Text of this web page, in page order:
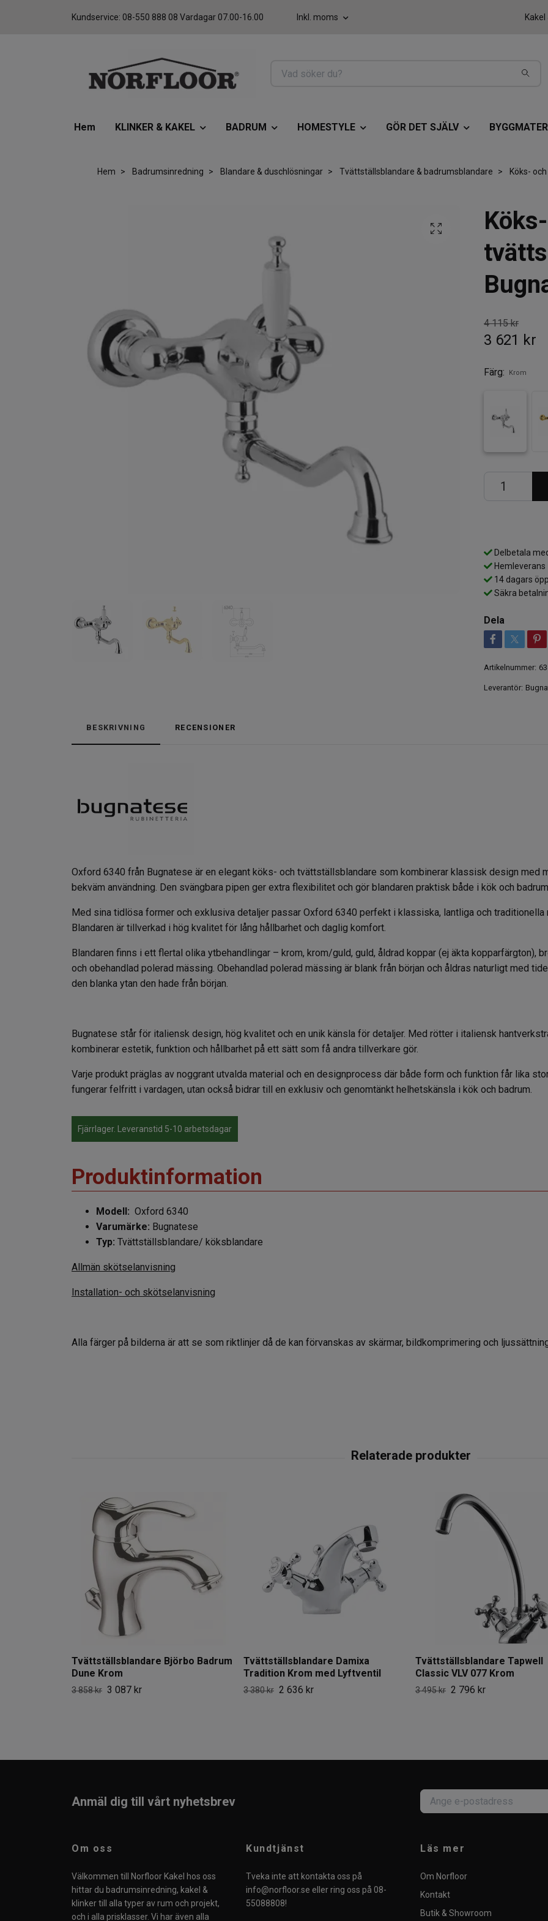
Kundservice: 08-550 888 08 Vardagar 07.00-16.00 Inkl. moms
Hem KLINKER & KAKEL BADRUM HOMESTYLE GÖR DET SJÄLV
Hem Badrumsinredning Blandare & duschlösningar Tvättställsblandare & badrumsblandare Köks-
4 115 kr
3 621 kr
Färg: Krom
Delbetala
Hemleverans
14 dagars
Säkra
Dela
Artikelnummer:
Leverantör:
BESKRIVNING RECENSIONER
Oxford 6340 från Bugnatese är en elegant köks- och tvättställsblandare som kombinerar klassisk design med
bekväm användning. Den svängbara pipen ger extra flexibilitet och gör blandaren praktisk både i kök och
Med sina tidlösa former och exklusiva detaljer passar Oxford 6340 perfekt i klassiska, lantliga och
Blandaren är tillverkad i hög kvalitet för lång hållbarhet och daglig komfort.
Blandaren finns i ett flertal olika ytbehandlingar – krom, krom/guld, guld, åldrad koppar (ej äkta kopparfärgton),
och obehandlad polerad mässing. Obehandlad polerad mässing är blank från början och åldras naturligt med
den blanka ytan den hade från början.
Bugnatese står för italiensk design, hög kvalitet och en unik känsla för detaljer. Med rötter i italiensk
kombinerar estetik, funktion och hållbarhet på ett sätt som få andra tillverkare gör.
Varje produkt präglas av noggrant utvalda material och en designprocess där både form och funktion får lika
fungerar felfritt i vardagen, utan också bidrar till en exklusiv och genomtänkt helhetskänsla i kök och badrum.
Fjärrlager. Leveranstid 5-10 arbetsdagar
Produktinformation
Modell: Oxford 6340
Varumärke: Bugnatese
Typ: Tvättställsblandare/ köksblandare
Allmän skötselanvisning
Installation- och skötselanvisning
Alla färger på bilderna är att se som riktlinjer då de kan förvanskas av skärmar, bildkomprimering och
Tvättställsblandare Björbo Badrum
Dune Krom
3 858 kr 3 087 kr
Tvättställsblandare Damixa
Tradition Krom med Lyftventil
3 380 kr 2 636 kr
Tvättställsblandare Tapwell
Classic VLV 077 Krom
3 495 kr 2 796 kr
Anmäl dig till vårt nyhetsbrev
Om oss
Välkommen till Norfloor Kakel hos oss
hittar du badrumsinredning, kakel &
klinker till alla typer av rum och projekt,
och i alla prisklasser. Vi har även alla
Kundtjänst
Tveka inte att kontakta oss på
info@norfloor.se eller ring oss på 08-
55088808!
Läs mer
Om Norfloor
Kontakt
Butik & Showroom